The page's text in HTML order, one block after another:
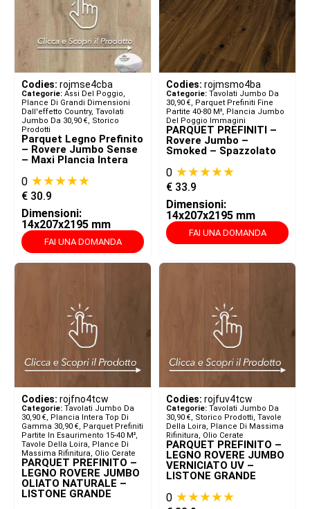
Codies: rojmse4cba
Categorie: Assi Del Poggio,
Plance Di Grandi Dimensioni
Dall'effetto Country, Tavolati
Jumbo Da 30,90 €, Storico
Prodotti
Parquet Legno Prefinito
– Rovere Jumbo Sense
– Maxi Plancia Intera
0 ★★★★★
€ 30.9
Dimensioni:
14x207x2195 mm
FAI UNA DOMANDA
Codies: rojmsmo4ba
Categorie: Tavolati Jumbo Da
30,90 €, Parquet Prefiniti Fine
Partite 40-80 M², Plancia Jumbo
Del Poggio Immagini
PARQUET PREFINITI –
Rovere Jumbo –
Smoked – Spazzolato
0 ★★★★★
€ 33.9
Dimensioni:
14x207x2195 mm
FAI UNA DOMANDA
Codies: rojfno4tcw
Categorie: Tavolati Jumbo Da
30,90 €, Plancia Intera Top Di
Gamma 30,90 €, Parquet Prefiniti
Partite In Esaurimento 15-40 M²,
Tavole Della Loira, Plance Di
Massima Rifinitura, Olio Cerate
PARQUET PREFINITO –
LEGNO ROVERE JUMBO
OLIATO NATURALE –
LISTONE GRANDE
Codies: rojfuv4tcw
Categorie: Tavolati Jumbo Da
30,90 €, Storico Prodotti, Tavole
Della Loira, Plance Di Massima
Rifinitura, Olio Cerate
PARQUET PREFINITO –
LEGNO ROVERE JUMBO
VERNICIATO UV –
LISTONE GRANDE
0 ★★★★★